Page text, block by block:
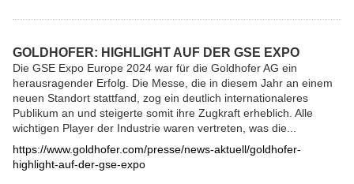
GOLDHOFER: HIGHLIGHT AUF DER GSE EXPO
Die GSE Expo Europe 2024 war für die Goldhofer AG ein
herausragender Erfolg. Die Messe, die in diesem Jahr an einem
neuen Standort stattfand, zog ein deutlich internationaleres
Publikum an und steigerte somit ihre Zugkraft erheblich. Alle
wichtigen Player der Industrie waren vertreten, was die...
https://www.goldhofer.com/presse/news-aktuell/goldhofer-
highlight-auf-der-gse-expo